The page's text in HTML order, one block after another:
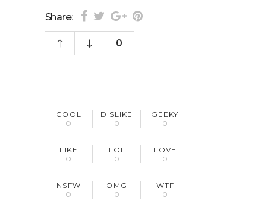
Share:
0
COOL
0
DISLIKE
0
GEEKY
0
LIKE
0
LOL
0
LOVE
0
NSFW
0
OMG
0
WTF
0